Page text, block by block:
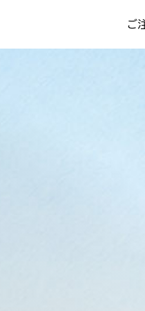
ご